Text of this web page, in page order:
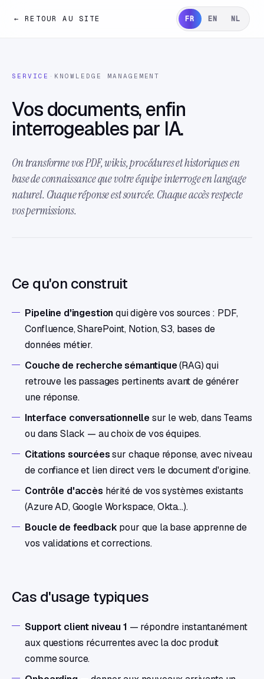
← RETOUR AU SITE FR EN NL
SERVICE · KNOWLEDGE MANAGEMENT
Vos documents, enfin
interrogeables par IA.
On transforme vos PDF, wikis, procédures et historiques en
base de connaissance que votre équipe interroge en langage
naturel. Chaque réponse est sourcée. Chaque accès respecte
vos permissions.
Ce qu'on construit
Pipeline d'ingestionqui digère vos sources : PDF,
Confluence, SharePoint, Notion, S3, bases de
données métier.
Couche de recherche sémantique(RAG) qui
retrouve les passages pertinents avant de générer
une réponse.
Interface conversationnellesur le web, dans Teams
ou dans Slack — au choix de vos équipes.
Citations sourcéessur chaque réponse, avec niveau
de confiance et lien direct vers le document d'origine.
Contrôle d'accès hérité de vos systèmes existants
(Azure AD, Google Workspace, Okta…).
Boucle de feedback pour que la base apprenne de
vos validations et corrections.
Cas d'usage typiques
Support client niveau 1 — répondre instantanément
aux questions récurrentes avec la doc produit
comme source.